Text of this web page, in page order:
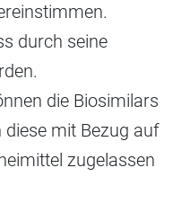
durch seine
die Biosimilars
mit Bezug auf
zugelassen